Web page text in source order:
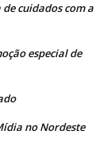
cuidados com a
especial de
no Nordeste